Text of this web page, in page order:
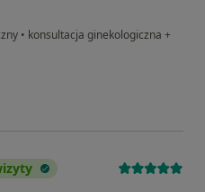
• konsultacja ginekologiczna +